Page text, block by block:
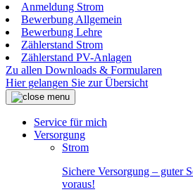
Anmeldung Strom
Bewerbung Allgemein
Bewerbung Lehre
Zählerstand Strom
Zählerstand PV-Anlagen
Zu allen Downloads & Formularen
Hier gelangen Sie zur Übersicht
Service für mich
Versorgung
Strom
Sichere Versorgung – guter
voraus!